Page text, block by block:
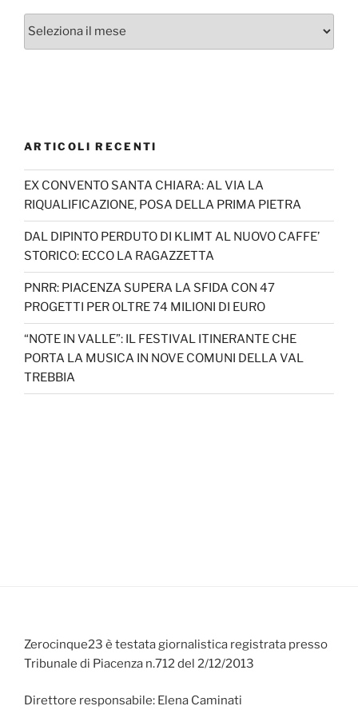
Archivi
ARTICOLI RECENTI
EX CONVENTO SANTA CHIARA: AL VIA LA
RIQUALIFICAZIONE, POSA DELLA PRIMA PIETRA
DAL DIPINTO PERDUTO DI KLIMT AL NUOVO CAFFE’
STORICO: ECCO LA RAGAZZETTA
PNRR: PIACENZA SUPERA LA SFIDA CON 47
PROGETTI PER OLTRE 74 MILIONI DI EURO
“NOTE IN VALLE”: IL FESTIVAL ITINERANTE CHE
PORTA LA MUSICA IN NOVE COMUNI DELLA VAL
TREBBIA
Zerocinque23 è testata giornalistica registrata presso
Tribunale di Piacenza n.712 del 2/12/2013
Direttore responsabile: Elena Caminati